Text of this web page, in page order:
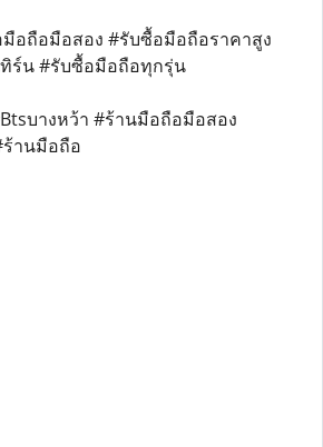
อถือมือสอง #รับซื้อมือถือราคาสูง
ร์น #รับซื้อมือถือทุกรุ่น
บางหว้า #ร้านมือถือมือสอง
ร้านมือถือ